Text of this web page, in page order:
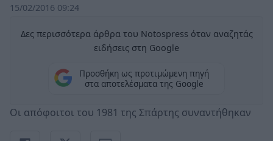
15/02/2016 09:24
Δες περισσότερα άρθρα του Notospress όταν αναζητάς
ειδήσεις στη Google
Προσθήκη ως προτιμώμενη πηγή
στα αποτελέσματα της Google
Οι απόφοιτοι του 1981 της Σπάρτης συναντήθηκαν